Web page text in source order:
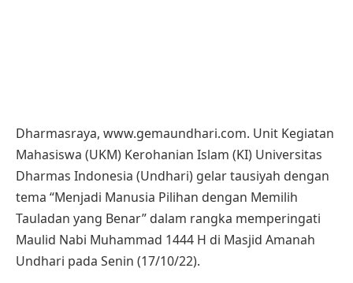
Dharmasraya, www.gemaundhari.com. Unit Kegiatan
Mahasiswa (UKM) Kerohanian Islam (KI) Universitas
Dharmas Indonesia (Undhari) gelar tausiyah dengan
tema “Menjadi Manusia Pilihan dengan Memilih
Tauladan yang Benar” dalam rangka memperingati
Maulid Nabi Muhammad 1444 H di Masjid Amanah
Undhari pada Senin (17/10/22).